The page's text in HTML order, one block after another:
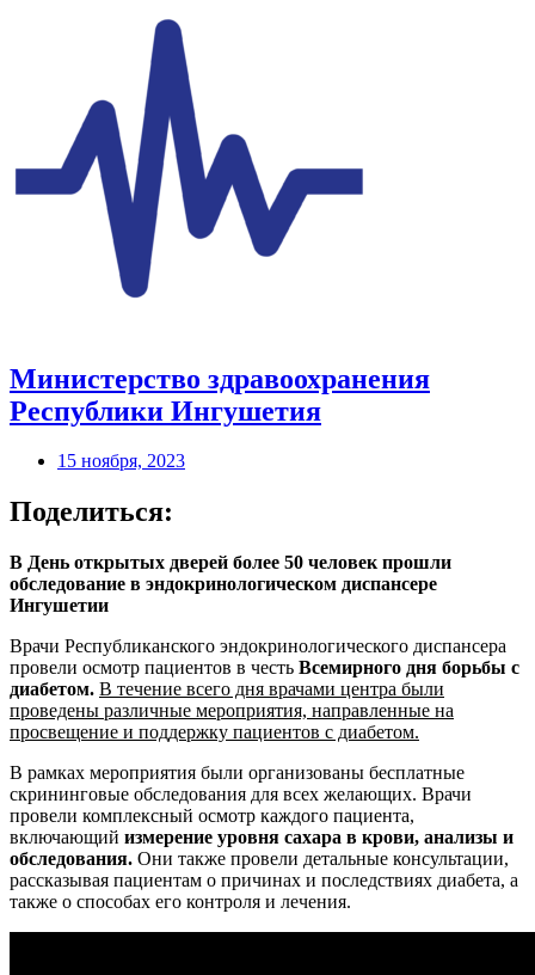
Министерство здравоохранения
Республики Ингушетия
15 ноября, 2023
Поделиться:
В День открытых дверей более 50 человек прошли
обследование в эндокринологическом диспансере
Ингушетии
Врачи Республиканского эндокринологического диспансера
провели осмотр пациентов в честь Всемирного дня борьбы с
диабетом. В течение всего дня врачами центра были
проведены различные мероприятия, направленные на
просвещение и поддержку пациентов с диабетом.
В рамках мероприятия были организованы бесплатные
скрининговые обследования для всех желающих. Врачи
провели комплексный осмотр каждого пациента,
включающий измерение уровня сахара в крови, анализы и
обследования. Они также провели детальные консультации,
рассказывая пациентам о причинах и последствиях диабета, а
также о способах его контроля и лечения.